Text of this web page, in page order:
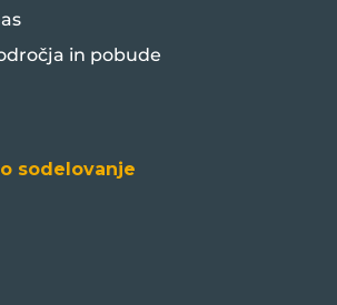
in pobude
sodelovanje